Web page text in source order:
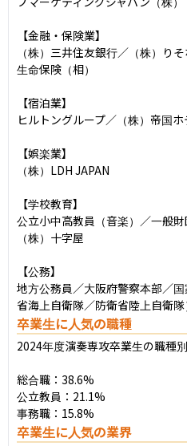
【金融・保険業】
（株）三井住友銀行／（株）り
生命保険（相）
【宿泊業】
ヒルトングループ／（株）帝国
【娯楽業】
（株）LDH JAPAN
【学校教育】
公立小中高教員（音楽）／一般
（株）十字屋
【公務】
地方公務員／大阪府警察本部／
省海上自衛隊／防衛省陸上自衛隊
卒業生に人気の職種
2024年度演奏専攻卒業生の職種
総合職：38.6%
公立教員：21.1%
事務職：15.8%
卒業生に人気の業界